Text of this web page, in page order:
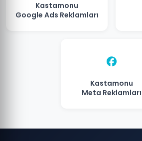
Kastamonu
Google Ads Reklamları
Kastamonu
Meta Reklamları